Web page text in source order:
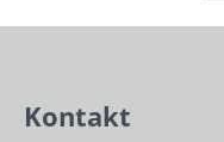
Kontakt